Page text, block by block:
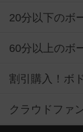
20分以下のボ
60分以上のボ
割引購入！ボ
クラウドファ